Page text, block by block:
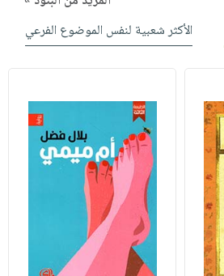
الأكثر شعبية لنفس الموضوع الفرعي